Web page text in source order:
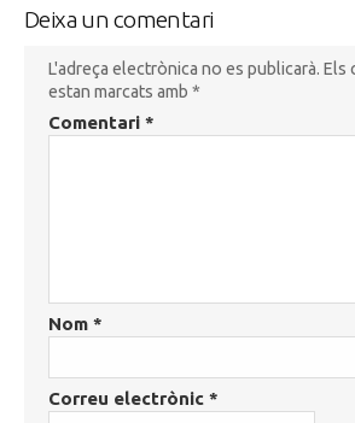
Deixa un comentari
L'adreça electrònica no es publicarà. Els
estan marcats amb *
Comentari *
Nom *
Correu electrònic *